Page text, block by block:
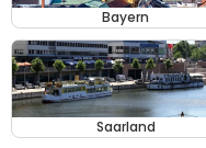
Bayern
Saarland